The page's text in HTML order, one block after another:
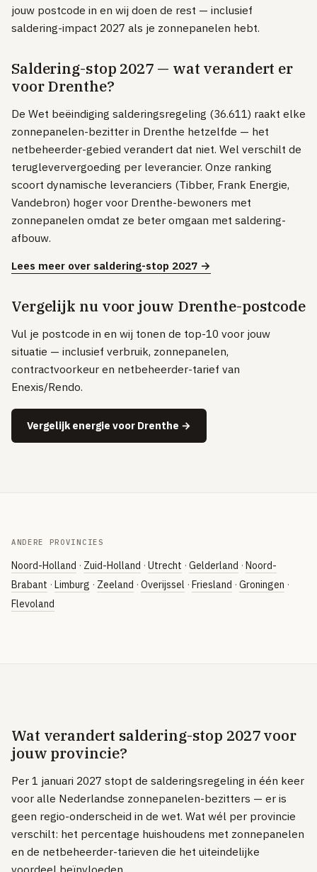
MOBIEL
Sim-only vergelijken
TOP PROVIDERS
KPN
Vodafone
Odido
Simyo
Lebara
Hollandsnieuwe
Volledig overzicht — alle uitleg-artikelen & methodologie →
51 providers · publiek vergeleken
jouw postcode in en wij doen de rest — inclusief
saldering-impact 2027 als je zonnepanelen hebt.
Saldering-stop 2027 — wat verandert er
voor Drenthe?
De Wet beëindiging salderingsregeling (36.611) raakt elke
zonnepanelen-bezitter in Drenthe hetzelfde — het
netbeheerder-gebied verandert dat niet. Wel verschilt de
terugleververgoeding per leverancier. Onze ranking
scoort dynamische leveranciers (Tibber, Frank Energie,
Vandebron) hoger voor Drenthe-bewoners met
zonnepanelen omdat ze beter omgaan met saldering-
afbouw.
Lees meer over saldering-stop 2027 →
Vergelijk nu voor jouw Drenthe-postcode
Vul je postcode in en wij tonen de top-10 voor jouw
situatie — inclusief verbruik, zonnepanelen,
contractvoorkeur en netbeheerder-tarief van
Enexis/Rendo.
Vergelijk energie voor Drenthe →
ANDERE PROVINCIES
Noord-Holland · Zuid-Holland · Utrecht · Gelderland · Noord-
Brabant · Limburg · Zeeland · Overijssel · Friesland · Groningen ·
Flevoland
Wat verandert saldering-stop 2027 voor
jouw provincie?
Per 1 januari 2027 stopt de salderingsregeling in één keer
voor alle Nederlandse zonnepanelen-bezitters — er is
geen regio-onderscheid in de wet. Wat wél per provincie
verschilt: het percentage huishoudens met zonnepanelen
en de netbeheerder-tarieven die het uiteindelijke
voordeel beïnvloeden.